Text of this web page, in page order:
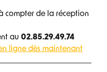
compter de la réception
au 02.85.29.49.74
ligne dès maintenant